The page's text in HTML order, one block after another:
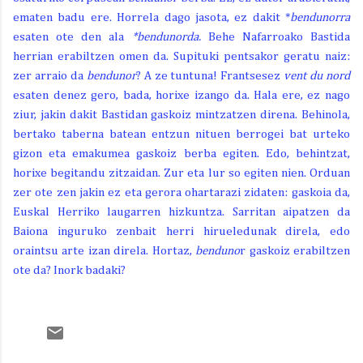
ematen badu ere. Horrela dago jasota, ez dakit *bendunorra
esaten ote den ala
*bendunorda. Behe Nafarroako Bastida
herrian erabiltzen omen da. Supituki pentsakor geratu naiz:
zer arraio da bendunor? A ze tuntuna! Frantsesez vent du nord
esaten denez gero, bada, horixe izango da. Hala ere, ez nago
ziur, jakin dakit Bastidan gaskoiz mintzatzen direna. Behinola,
bertako taberna batean entzun nituen berrogei bat urteko
gizon eta emakumea gaskoiz berba egiten. Edo, behintzat,
horixe begitandu zitzaidan. Zur eta lur so egiten nien. Orduan
zer ote zen jakin ez eta gerora ohartarazi zidaten: gaskoia da,
Euskal Herriko laugarren hizkuntza. Sarritan aipatzen da
Baiona inguruko zenbait herri hirueledunak direla, edo
oraintsu arte izan direla. Hortaz, bendunor gaskoiz erabiltzen
ote da? Inork badaki?